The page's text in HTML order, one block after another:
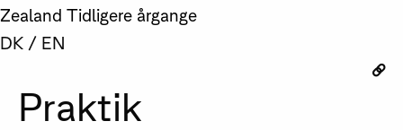
Zealand Tidligere årgange
DK / EN
Praktik